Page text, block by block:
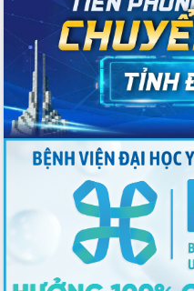
Tập huấn ứng dụng trí tuệ nhân tạo (AI)
trong thương mại điện tử năm 2026
Đoàn đại biểu Quốc hội tỉnh Đắk Lắk
trao đổi thông tin trước Kỳ họp thứ
nhất, Quốc hội khóa XVI
Quyết liệt cải cách hành chính, khơi
thông nguồn lực phát triển
Nâng cao hiệu lực, hiệu quả HĐND
tỉnh thông qua hiện đại hóa hành chính
Xã Ea Phê gắn cải cách hành chính với
chuyển đổi số
Phó Chủ tịch Thường trực UBND tỉnh
Hồ Thị Nguyên Thảo làm việc tại Trung